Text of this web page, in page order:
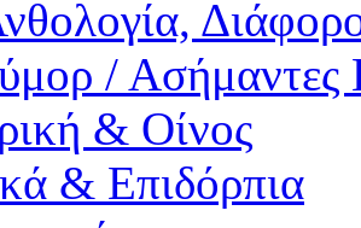
/ Ασήμαντες
& Οίνος
& Επιδόρπια